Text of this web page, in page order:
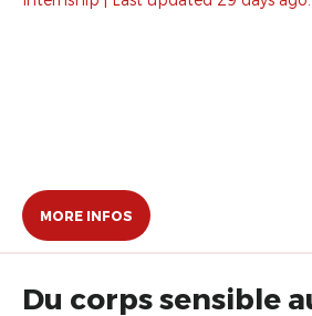
MORE INFOS
Du corps sensible